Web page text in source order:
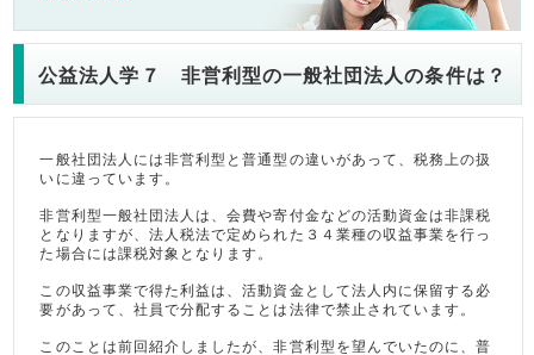
公益法人学７ 非営利型の一般社団法人の条件は？
一般社団法人には非営利型と普通型の違いがあって、税務上の扱
いに違っています。
非営利型一般社団法人は、会費や寄付金などの活動資金は非課税
となりますが、法人税法で定められた３４業種の収益事業を行っ
た場合には課税対象となります。
この収益事業で得た利益は、活動資金として法人内に保留する必
要があって、社員で分配することは法律で禁止されています。
このことは前回紹介しましたが、非営利型を望んでいたのに、普